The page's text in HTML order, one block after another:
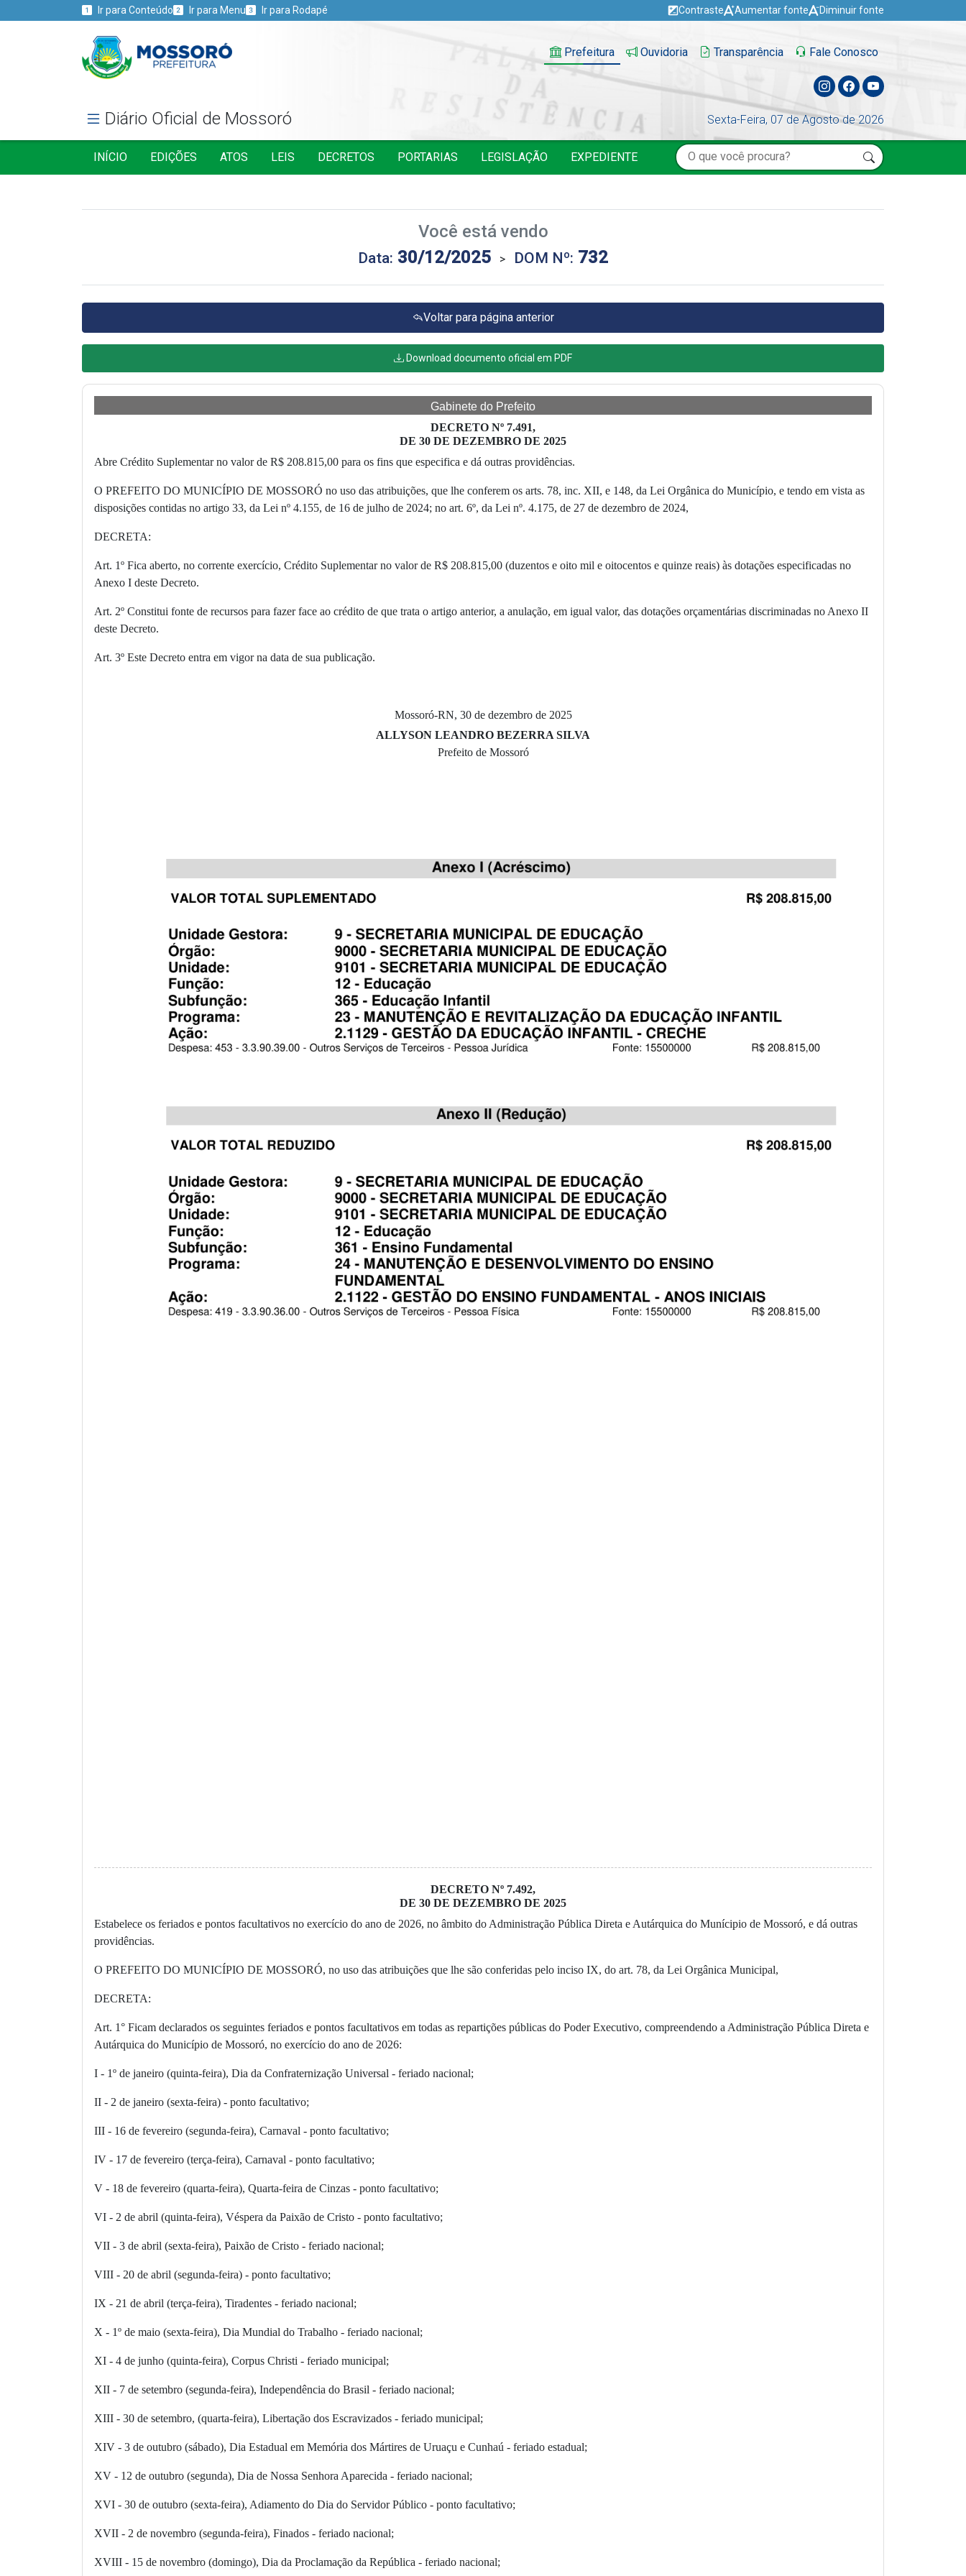
Ir para Conteúdo Ir para Menu Ir para Rodapé Contraste Aumentar fonte Diminuir fonte
Prefeitura Ouvidoria Transparência Fale Conosco
Diário Oficial de Mossoró Sexta-Feira, 07 de Agosto de 2026
INÍCIO EDIÇÕES ATOS LEIS DECRETOS PORTARIAS LEGISLAÇÃO EXPEDIENTE
Você está vendo
Data: 30/12/2025 > DOM Nº: 732
Voltar para página anterior
Download documento oficial em PDF
Gabinete do Prefeito
DECRETO Nº 7.491,
DE 30 DE DEZEMBRO DE 2025
Abre Crédito Suplementar no valor de R$ 208.815,00 para os fins que especifica e dá outras providências.
O PREFEITO DO MUNICÍPIO DE MOSSORÓ no uso das atribuições, que lhe conferem os arts. 78, inc. XII, e 148, da Lei Orgânica do Município, e tendo em vista as
disposições contidas no artigo 33, da Lei nº 4.155, de 16 de julho de 2024; no art. 6º, da Lei nº. 4.175, de 27 de dezembro de 2024,
DECRETA:
Art. 1º Fica aberto, no corrente exercício, Crédito Suplementar no valor de R$ 208.815,00 (duzentos e oito mil e oitocentos e quinze reais) às dotações especificadas no
Anexo I deste Decreto.
Art. 2º Constitui fonte de recursos para fazer face ao crédito de que trata o artigo anterior, a anulação, em igual valor, das dotações orçamentárias discriminadas no Anexo II
deste Decreto.
Art. 3º Este Decreto entra em vigor na data de sua publicação.
Mossoró-RN, 30 de dezembro de 2025
ALLYSON LEANDRO BEZERRA SILVA
Prefeito de Mossoró
DECRETO Nº 7.492,
DE 30 DE DEZEMBRO DE 2025
Estabelece os feriados e pontos facultativos no exercício do ano de 2026, no âmbito do Administração Pública Direta e Autárquica do Munícipio de Mossoró, e dá outras
providências.
O PREFEITO DO MUNICÍPIO DE MOSSORÓ, no uso das atribuições que lhe são conferidas pelo inciso IX, do art. 78, da Lei Orgânica Municipal,
DECRETA:
Art. 1° Ficam declarados os seguintes feriados e pontos facultativos em todas as repartições públicas do Poder Executivo, compreendendo a Administração Pública Direta e
Autárquica do Município de Mossoró, no exercício do ano de 2026:
I - 1º de janeiro (quinta-feira), Dia da Confraternização Universal - feriado nacional;
II - 2 de janeiro (sexta-feira) - ponto facultativo;
III - 16 de fevereiro (segunda-feira), Carnaval - ponto facultativo;
IV - 17 de fevereiro (terça-feira), Carnaval - ponto facultativo;
V - 18 de fevereiro (quarta-feira), Quarta-feira de Cinzas - ponto facultativo;
VI - 2 de abril (quinta-feira), Véspera da Paixão de Cristo - ponto facultativo;
VII - 3 de abril (sexta-feira), Paixão de Cristo - feriado nacional;
VIII - 20 de abril (segunda-feira) - ponto facultativo;
IX - 21 de abril (terça-feira), Tiradentes - feriado nacional;
X - 1º de maio (sexta-feira), Dia Mundial do Trabalho - feriado nacional;
XI - 4 de junho (quinta-feira), Corpus Christi - feriado municipal;
XII - 7 de setembro (segunda-feira), Independência do Brasil - feriado nacional;
XIII - 30 de setembro, (quarta-feira), Libertação dos Escravizados - feriado municipal;
XIV - 3 de outubro (sábado), Dia Estadual em Memória dos Mártires de Uruaçu e Cunhaú - feriado estadual;
XV - 12 de outubro (segunda), Dia de Nossa Senhora Aparecida - feriado nacional;
XVI - 30 de outubro (sexta-feira), Adiamento do Dia do Servidor Público - ponto facultativo;
XVII - 2 de novembro (segunda-feira), Finados - feriado nacional;
XVIII - 15 de novembro (domingo), Dia da Proclamação da República - feriado nacional;